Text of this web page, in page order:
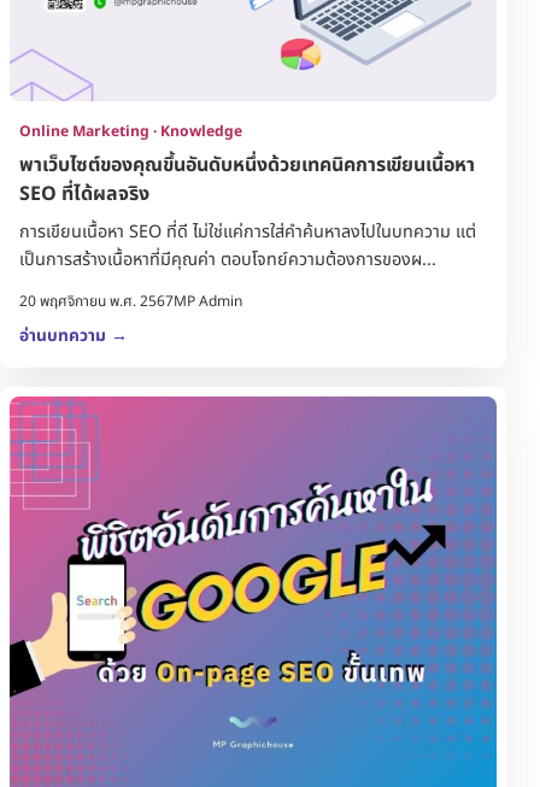
Online Marketing · Knowledge
พาเว็บไซต์ของคุณขึ้นอันดับหนึ่งด้วยเทคนิคการเขียนเนื้อหา
SEO ที่ได้ผลจริง
การเขียนเนื้อหา SEO ที่ดี ไม่ใช่แค่การใส่คำค้นหาลงไปในบทความ แต่
เป็นการสร้างเนื้อหาที่มีคุณค่า ตอบโจทย์ความต้องการของผ...
20 พฤศจิกายน พ.ศ. 2567MP Admin
อ่านบทความ →